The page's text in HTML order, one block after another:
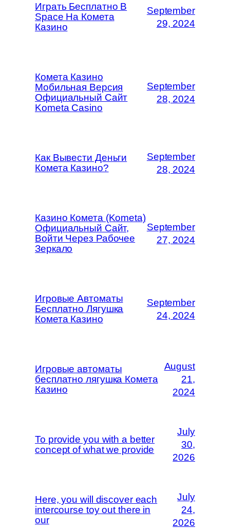
Играть Бесплатно В
Space На Комета
Казино
September
29, 2024
Комета Казино
Мобильная Версия
Официальный Сайт
Kometa Casino
September
28, 2024
Как Вывести Деньги
Комета Казино?
September
28, 2024
Казино Комета (Kometa)
Официальный Сайт,
Войти Через Рабочее
Зеркало
September
27, 2024
Игровые Автоматы
Бесплатно Лягушка
Комета Казино
September
24, 2024
Игровые автоматы
бесплатно лягушка Комета
Казино
August
21,
2024
To provide you with a better
concept of what we provide
July
30,
2026
Here, you will discover each
intercourse toy out there in
our
July
24,
2026